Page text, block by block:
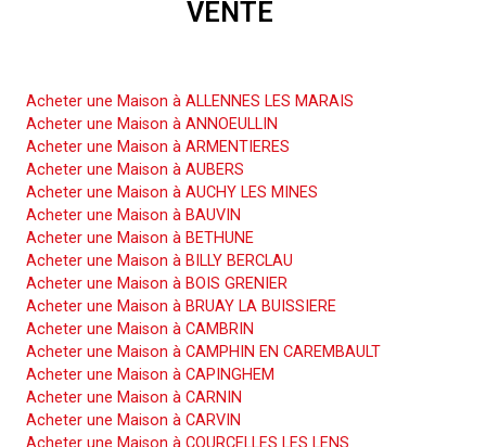
VENTE
Acheter une Maison à ALLENNES LES MARAIS
Acheter une Maison à ANNOEULLIN
Acheter une Maison à ARMENTIERES
Acheter une Maison à AUBERS
Acheter une Maison à AUCHY LES MINES
Acheter une Maison à BAUVIN
Acheter une Maison à BETHUNE
Acheter une Maison à BILLY BERCLAU
Acheter une Maison à BOIS GRENIER
Acheter une Maison à BRUAY LA BUISSIERE
Acheter une Maison à CAMBRIN
Acheter une Maison à CAMPHIN EN CAREMBAULT
Acheter une Maison à CAPINGHEM
Acheter une Maison à CARNIN
Acheter une Maison à CARVIN
Acheter une Maison à COURCELLES LES LENS